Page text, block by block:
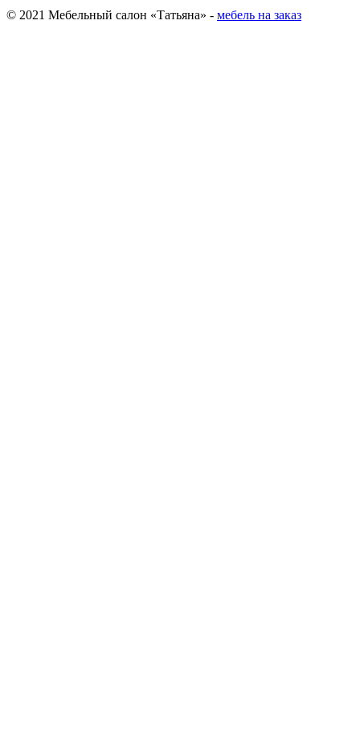
© 2021 Мебельный салон «Татьяна» - мебель на заказ